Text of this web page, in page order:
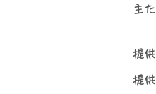
主
提供
提